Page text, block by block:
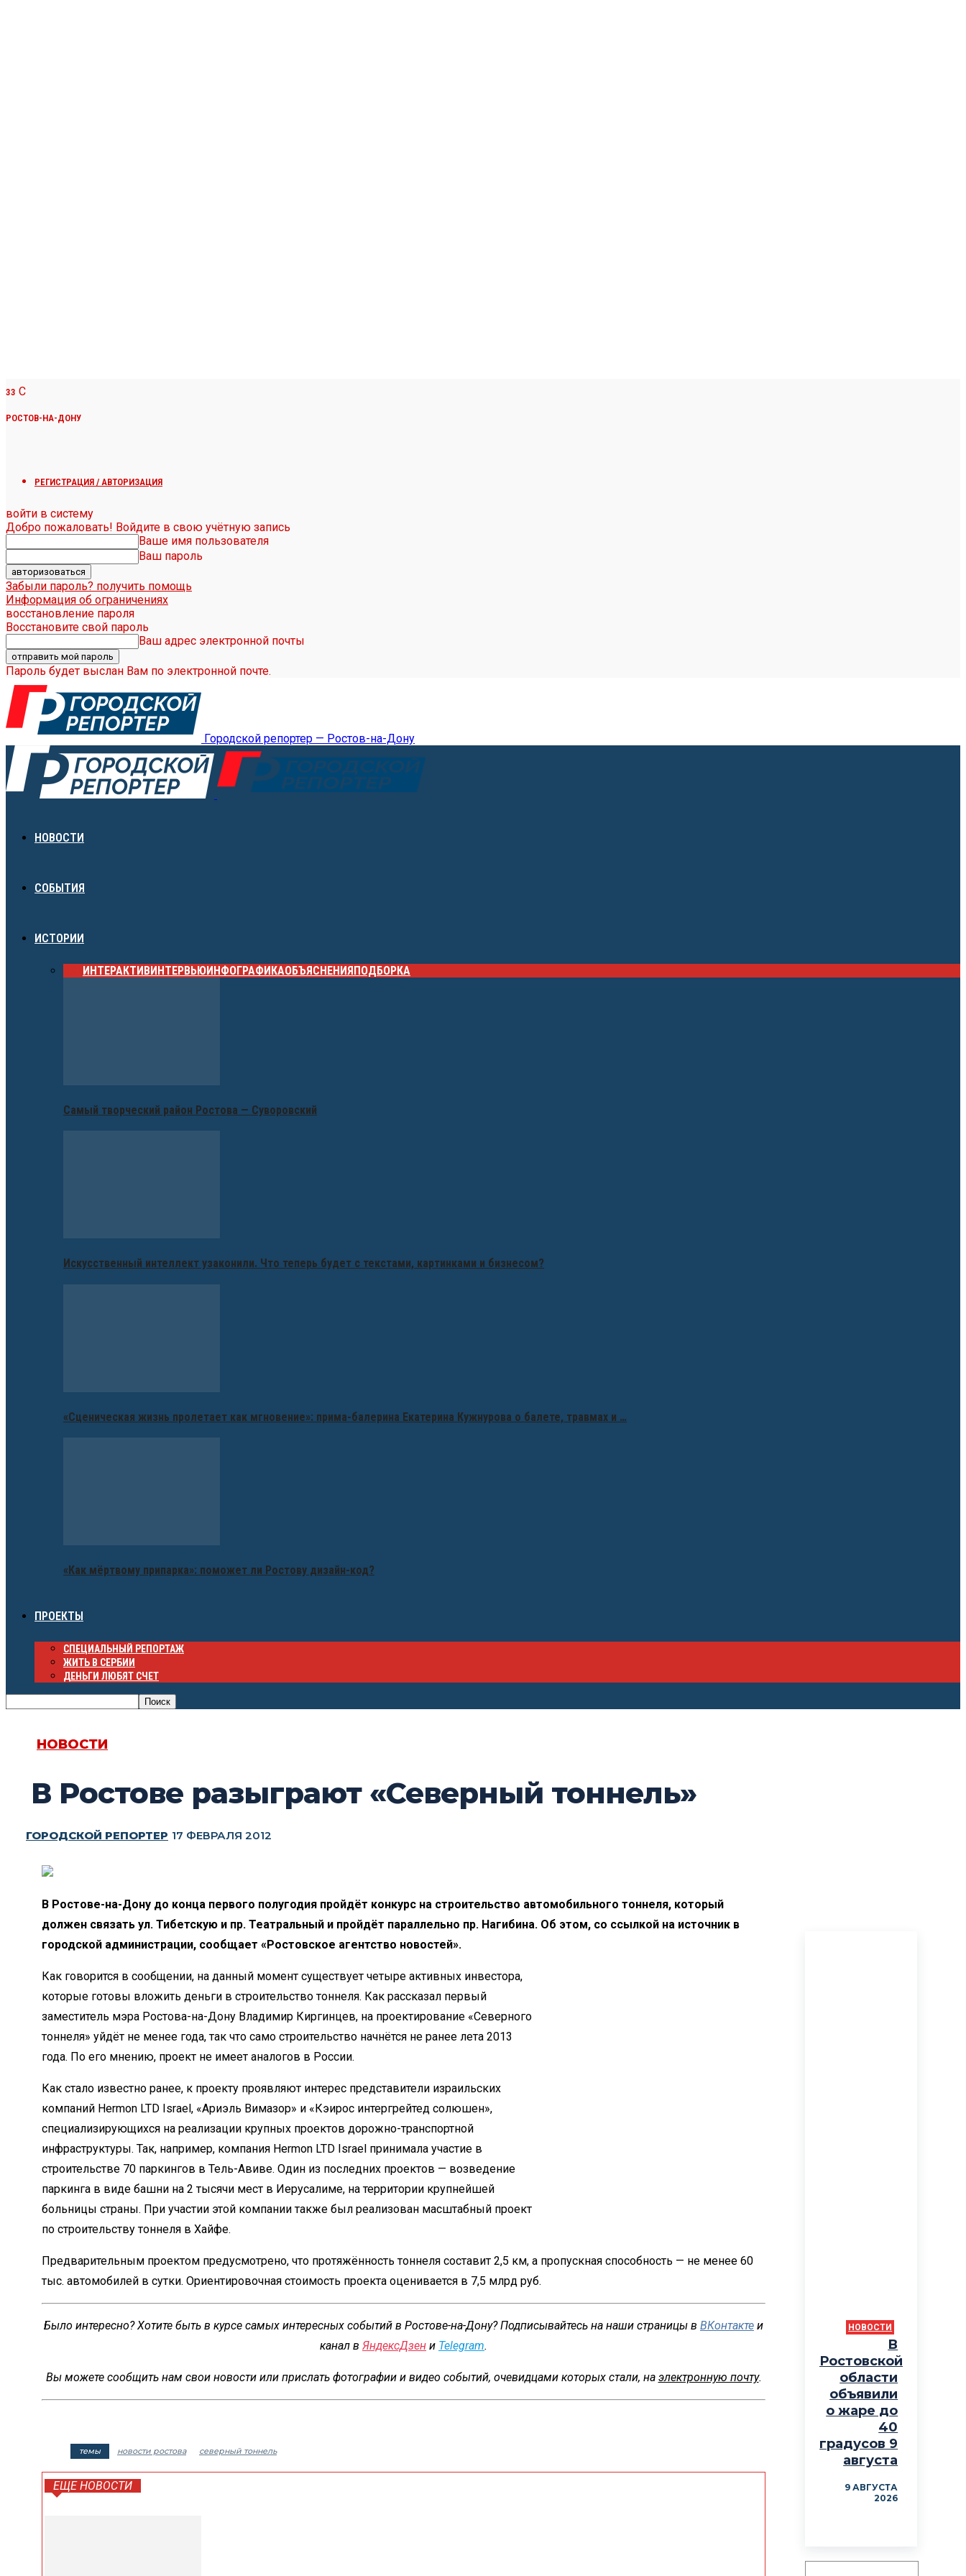
33 C
РОСТОВ-НА-ДОНУ
РЕГИСТРАЦИЯ / АВТОРИЗАЦИЯ
войти в систему
Добро пожаловать! Войдите в свою учётную запись
Ваше имя пользователя
Ваш пароль
Забыли пароль? получить помощь
Информация об ограничениях
восстановление пароля
Восстановите свой пароль
Ваш адрес электронной почты
Пароль будет выслан Вам по электронной почте.
Городской репортер — Ростов-на-Дону
НОВОСТИ
СОБЫТИЯ
ИСТОРИИ
ИНТЕРАКТИВИНТЕРВЬЮИНФОГРАФИКАОБЪЯСНЕНИЯПОДБОРКА
Самый творческий район Ростова — Суворовский
Искусственный интеллект узаконили. Что теперь будет с текстами, картинками и бизнесом?
«Сценическая жизнь пролетает как мгновение»: прима-балерина Екатерина Кужнурова о балете, травмах и …
«Как мёртвому припарка»: поможет ли Ростову дизайн-код?
ПРОЕКТЫ
СПЕЦИАЛЬНЫЙ РЕПОРТАЖ
ЖИТЬ В СЕРБИИ
ДЕНЬГИ ЛЮБЯТ СЧЕТ
НОВОСТИ
В Ростове разыграют «Северный тоннель»
ГОРОДСКОЙ РЕПОРТЕР 17 ФЕВРАЛЯ 2012
В Ростове-на-Дону до конца первого полугодия пройдёт конкурс на строительство автомобильного тоннеля, который
должен связать ул. Тибетскую и пр. Театральный и пройдёт параллельно пр. Нагибина. Об этом, со ссылкой на источник в
городской администрации, сообщает «Ростовское агентство новостей».
Как говорится в сообщении, на данный момент существует четыре активных инвестора,
которые готовы вложить деньги в строительство тоннеля. Как рассказал первый
заместитель мэра Ростова-на-Дону Владимир Киргинцев, на проектирование «Северного
тоннеля» уйдёт не менее года, так что само строительство начнётся не ранее лета 2013
года. По его мнению, проект не имеет аналогов в России.
Как стало известно ранее, к проекту проявляют интерес представители израильских
компаний Hermon LTD Israel, «Ариэль Вимазор» и «Кэирос интергрейтед солюшен»,
специализирующихся на реализации крупных проектов дорожно-транспортной
инфраструктуры. Так, например, компания Hermon LTD Israel принимала участие в
строительстве 70 паркингов в Тель-Авиве. Один из последних проектов — возведение
паркинга в виде башни на 2 тысячи мест в Иерусалиме, на территории крупнейшей
больницы страны. При участии этой компании также был реализован масштабный проект
по строительству тоннеля в Хайфе.
Предварительным проектом предусмотрено, что протяжённость тоннеля составит 2,5 км, а пропускная способность — не менее 60
тыс. автомобилей в сутки. Ориентировочная стоимость проекта оценивается в 7,5 млрд руб.
Было интересно? Хотите быть в курсе самых интересных событий в Ростове-на-Дону? Подписывайтесь на наши страницы в ВКонтакте и
канал в ЯндексДзен и Telegram.
Вы можете сообщить нам свои новости или прислать фотографии и видео событий, очевидцами которых стали, на электронную почту.
темы новости ростова северный тоннель
ЕЩЕ НОВОСТИ
НОВОСТИ
В
Ростовской
области
объявили
о жаре до
40
градусов 9
августа
9 АВГУСТА
2026